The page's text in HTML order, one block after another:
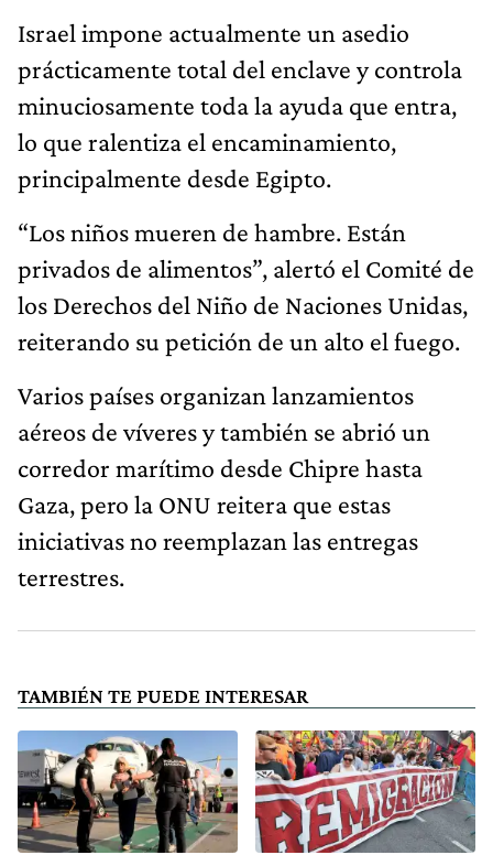
Israel impone actualmente un asedio
prácticamente total del enclave y controla
minuciosamente toda la ayuda que entra,
lo que ralentiza el encaminamiento,
principalmente desde Egipto.
“Los niños mueren de hambre. Están
privados de alimentos”, alertó el Comité de
los Derechos del Niño de Naciones Unidas,
reiterando su petición de un alto el fuego.
Varios países organizan lanzamientos
aéreos de víveres y también se abrió un
corredor marítimo desde Chipre hasta
Gaza, pero la ONU reitera que estas
iniciativas no reemplazan las entregas
terrestres.
TAMBIÉN TE PUEDE INTERESAR